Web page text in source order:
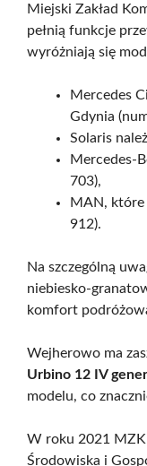
Miejski Zakład
pełnią funkcje
wyróżniają się
Mercedes
Gdynia
Solaris
Mercedes-
703),
MAN, które
912).
Na szczególną
niebiesko-
komfort
Wejherowo ma
Urbino 12 IV
modelu, co
W roku 2021 MZK
Środowiska i